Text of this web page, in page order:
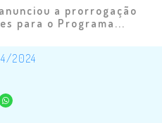
a prorrogação
para o Programa...
2024